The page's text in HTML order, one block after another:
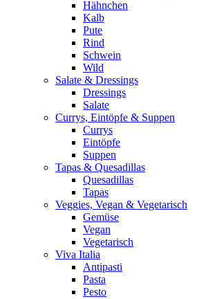
Hähnchen
Kalb
Pute
Rind
Schwein
Wild
Salate & Dressings
Dressings
Salate
Currys, Eintöpfe & Suppen
Currys
Eintöpfe
Suppen
Tapas & Quesadillas
Quesadillas
Tapas
Veggies, Vegan & Vegetarisch
Gemüse
Vegan
Vegetarisch
Viva Italia
Antipasti
Pasta
Pesto